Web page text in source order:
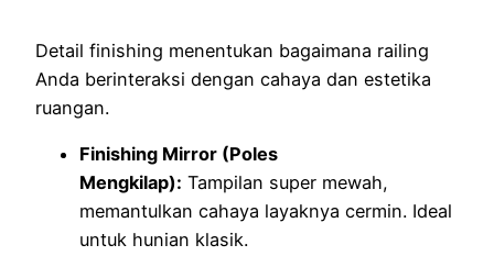
Detail finishing menentukan bagaimana railing
Anda berinteraksi dengan cahaya dan estetika
ruangan.
Finishing Mirror (Poles
Mengkilap): Tampilan super mewah,
memantulkan cahaya layaknya cermin. Ideal
untuk hunian klasik.